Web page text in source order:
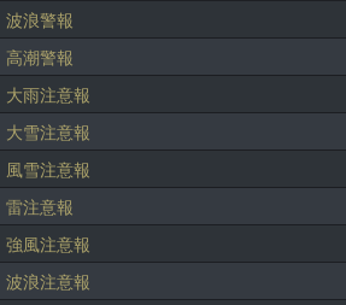
波浪警報
高潮警報
大雨注意報
大雪注意報
風雪注意報
雷注意報
強風注意報
波浪注意報